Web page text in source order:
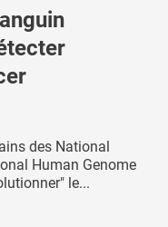
des National
Human Genome
le...